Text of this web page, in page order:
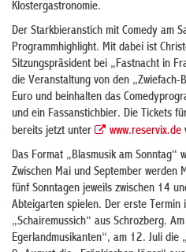
Klostergastronomie.
Der Starkbieranstich mit Comedy am
Programmhighlight. Mit dabei ist
Sitzungspräsident bei „Fastnacht in
die Veranstaltung von den „Zwiefach-
Euro und beinhalten das
und ein Fassanstichbier. Die Tickets
bereits jetzt unter
www.reservix.de
Das Format „Blasmusik am
Zwischen Mai und September werden
fünf Sonntagen jeweils zwischen 14
Abteigarten spielen. Der erste
„Schairemussich“ aus Schrozberg.
Egerlandmusikanten“, am 12. Juli die